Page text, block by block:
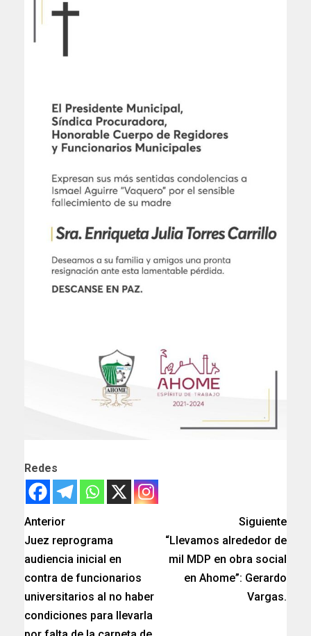
Redes
Anterior
Juez reprograma
audiencia inicial en
contra de funcionarios
universitarios al no haber
condiciones para llevarla
Siguiente
“Llevamos alrededor de
mil MDP en obra social
en Ahome”: Gerardo
Vargas.